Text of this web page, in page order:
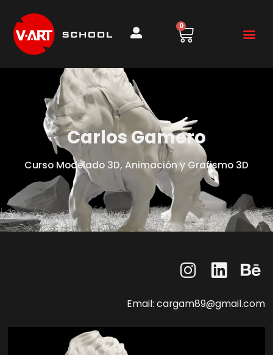
0
Carlos Gamero
Curso Modelado 3D, Animación y Grafismo 3D
Email: cargam89@gmail.com